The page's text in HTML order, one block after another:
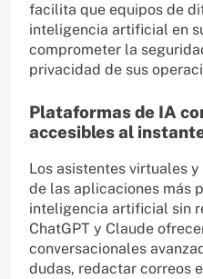
facilita que equipos de
inteligencia artificial en
comprometer la
privacidad de sus
Plataformas de IA
accesibles al
Los asistentes virtuales
de las aplicaciones más
inteligencia artificial sin
ChatGPT y Claude
conversacionales
dudas, redactar correos